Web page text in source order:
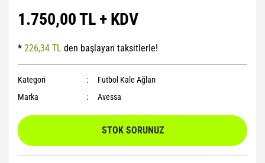
1.750,00 TL + KDV
* 226,34 TL den başlayan taksitlerle!
Kategori
Futbol Kale Ağları
Marka
Avessa
STOK SORUNUZ